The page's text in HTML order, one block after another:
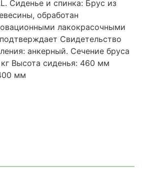
Сиденье и спинка: Брус из
обработан
лакокрасочными
Свидетельство
анкерный. Сечение бруса
Высота сиденья: 460 мм
мм